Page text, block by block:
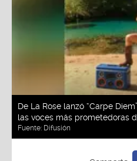
De La Rose lanzó “Carpe
las voces más prometedoras
Fuente: Difusión